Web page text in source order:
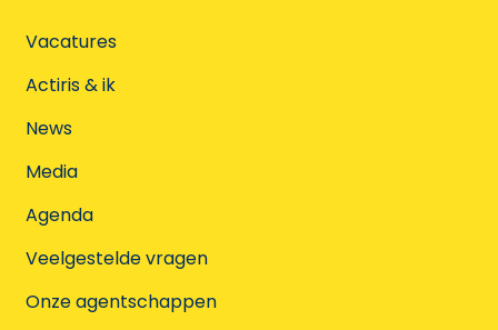
Vacatures
Actiris & ik
News
Media
Agenda
Veelgestelde vragen
Onze agentschappen